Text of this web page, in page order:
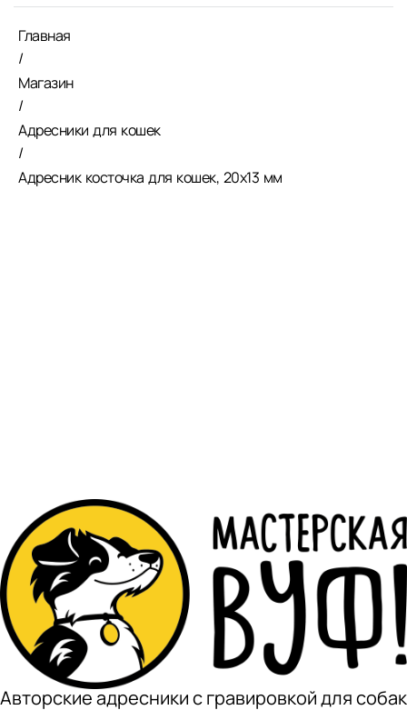
Главная
/
Магазин
/
Адресники для кошек
/
Адресник косточка для кошек, 20х13 мм
Авторские адресники с гравировкой для собак